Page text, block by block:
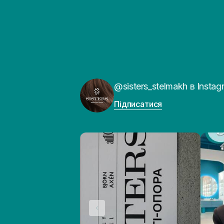
@sisters_stelmakh в
Підписатися